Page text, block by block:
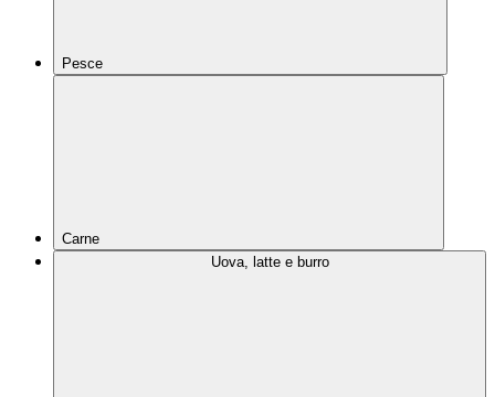
Pesce
Carne
Uova, latte e burro